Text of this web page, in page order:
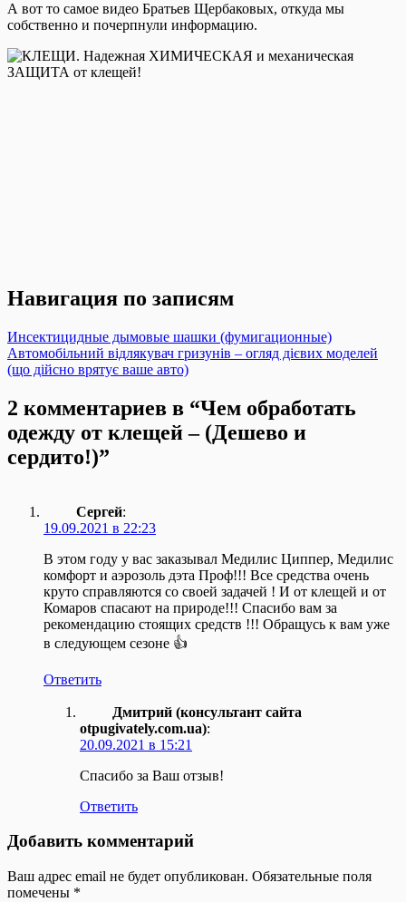
А вот то самое видео Братьев Щербаковых, откуда мы
собственно и почерпнули информацию.
Навигация по записям
Инсектицидные дымовые шашки (фумигационные)
Автомобільний відлякувач гризунів – огляд дієвих моделей
(що дійсно врятує ваше авто)
2 комментариев в “Чем обработать
одежду от клещей – (Дешево и
сердито!)”
Сергей:
19.09.2021 в 22:23
В этом году у вас заказывал Медилис Циппер, Медилис
комфорт и аэрозоль дэта Проф!!! Все средства очень
круто справляются со своей задачей ! И от клещей и от
Комаров спасают на природе!!! Спасибо вам за
рекомендацию стоящих средств !!! Обращусь к вам уже
в следующем сезоне 👍
Ответить
Дмитрий (консультант сайта
otpugivately.com.ua):
20.09.2021 в 15:21
Спасибо за Ваш отзыв!
Ответить
Добавить комментарий
Ваш адрес email не будет опубликован. Обязательные поля
помечены *